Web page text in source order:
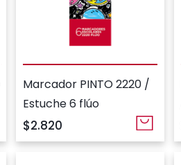
Marcador PINTO 2220 /
Estuche 6 flúo
$2.820